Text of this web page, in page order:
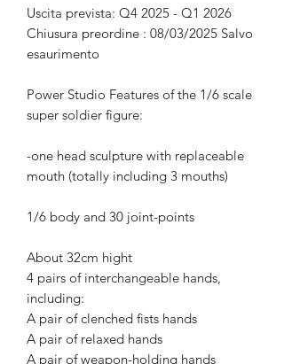
Uscita prevista: Q4 2025 - Q1 2026
Chiusura preordine : 08/03/2025 Salvo
esaurimento
Power Studio Features of the 1/6 scale
super soldier figure:
-one head sculpture with replaceable
mouth (totally including 3 mouths)
1/6 body and 30 joint-points
About 32cm hight
4 pairs of interchangeable hands,
including:
A pair of clenched fists hands
A pair of relaxed hands
A pair of weapon-holding hands